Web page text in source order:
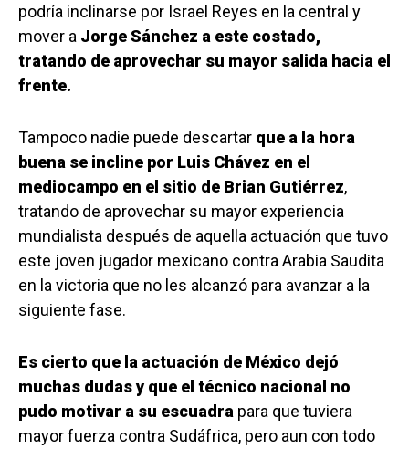
podría inclinarse por Israel Reyes en la central y
mover a Jorge Sánchez a este costado,
tratando de aprovechar su mayor salida hacia el
frente.
Tampoco nadie puede descartar que a la hora
buena se incline por Luis Chávez en el
mediocampo en el sitio de Brian Gutiérrez,
tratando de aprovechar su mayor experiencia
mundialista después de aquella actuación que tuvo
este joven jugador mexicano contra Arabia Saudita
en la victoria que no les alcanzó para avanzar a la
siguiente fase.
Es cierto que la actuación de México dejó
muchas dudas y que el técnico nacional no
pudo motivar a su escuadra para que tuviera
mayor fuerza contra Sudáfrica, pero aun con todo